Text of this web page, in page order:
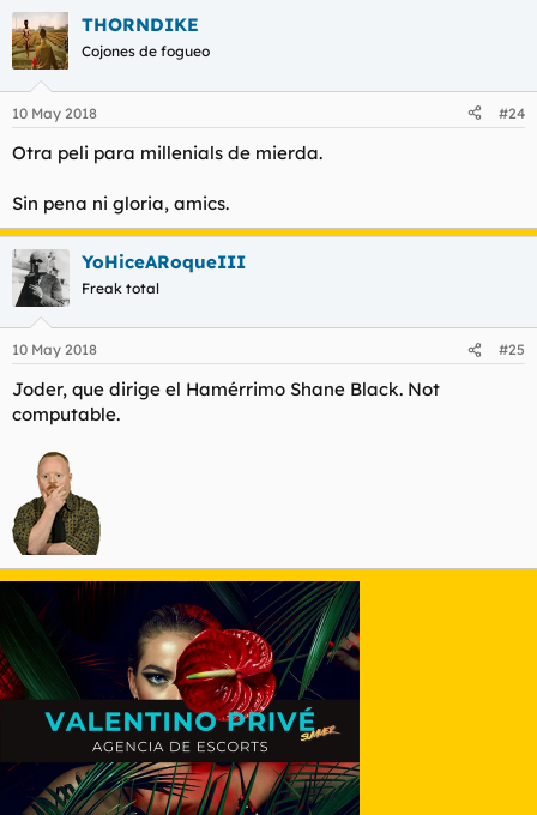
THORNDIKE
Cojones de fogueo
10 May 2018 #24
Otra peli para millenials de mierda.
Sin pena ni gloria, amics.
YoHiceARoqueIII
Freak total
10 May 2018 #25
Joder, que dirige el Hamérrimo Shane Black. Not
computable.